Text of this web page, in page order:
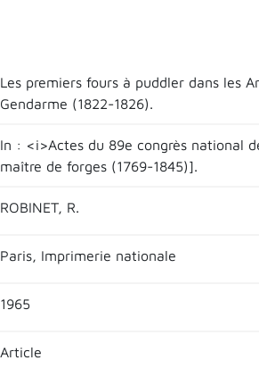
Les premiers fours à puddler dans les
Gendarme (1822-1826).
In : <i>Actes du 89e congrès national
maître de forges (1769-1845)].
ROBINET, R.
Paris, Imprimerie nationale
1965
Article